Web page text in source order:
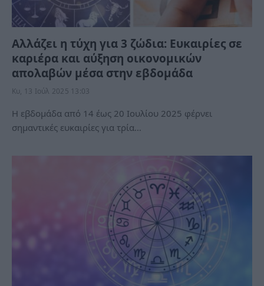
Αλλάζει η τύχη για 3 ζώδια: Ευκαιρίες σε
καριέρα και αύξηση οικονομικών
απολαβών μέσα στην εβδομάδα
Κυ, 13 Ιούλ 2025 13:03
Η εβδομάδα από 14 έως 20 Ιουλίου 2025 φέρνει
σημαντικές ευκαιρίες για τρία…